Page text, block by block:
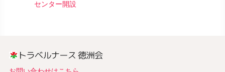
センター開設